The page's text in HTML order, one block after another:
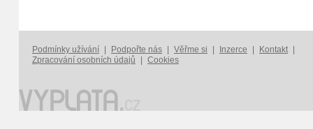
Podmínky užívání Podpořte nás Věřme si Inzerce Kontakt
Zpracování osobních údajů
Cookies